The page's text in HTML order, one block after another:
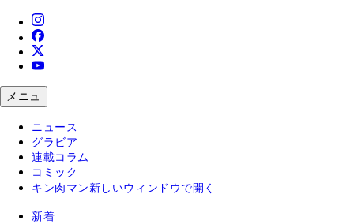
メニュ
ニュース
グラビア
連載コラム
コミック
キン肉マン 新しいウィンドウで開く
新着